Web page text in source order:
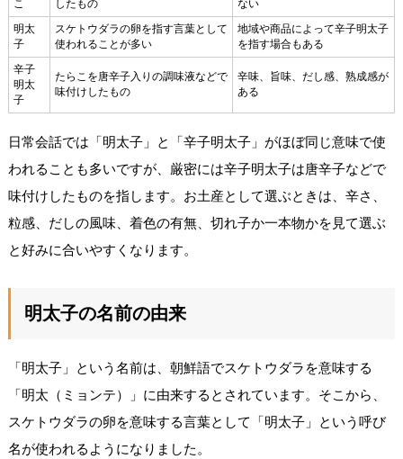
こ
したもの
ない
明太
子
スケトウダラの卵を指す言葉として
使われることが多い
地域や商品によって辛子明太子
を指す場合もある
辛子
明太
子
たらこを唐辛子入りの調味液などで
味付けしたもの
辛味、旨味、だし感、熟成感が
ある
日常会話では「明太子」と「辛子明太子」がほぼ同じ意味で使
われることも多いですが、厳密には辛子明太子は唐辛子などで
味付けしたものを指します。お土産として選ぶときは、辛さ、
粒感、だしの風味、着色の有無、切れ子か一本物かを見て選ぶ
と好みに合いやすくなります。
明太子の名前の由来
「明太子」という名前は、朝鮮語でスケトウダラを意味する
「明太（ミョンテ）」に由来するとされています。そこから、
スケトウダラの卵を意味する言葉として「明太子」という呼び
名が使われるようになりました。